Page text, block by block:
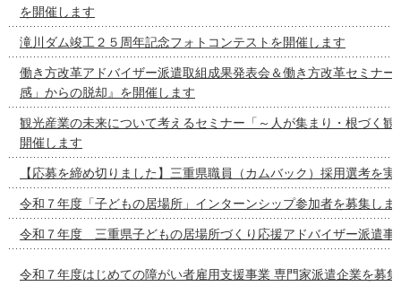
を開催します
滝川ダム竣工２５周年記念フォトコンテストを開催します
働き方改革アドバイザー派遣取組成果発表会＆働き方改革セミナー
感」からの脱却』を開催します
観光産業の未来について考えるセミナー「～人が集まり・根づく観
開催します
【応募を締め切りました】三重県職員（カムバック）採用選考を実
令和７年度「子どもの居場所」インターンシップ参加者を募集しま
令和７年度 三重県子どもの居場所づくり応援アドバイザー派遣事
令和７年度はじめての障がい者雇用支援事業 専門家派遣企業を募